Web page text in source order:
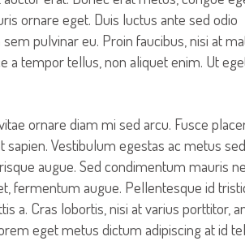
ornare eget. Duis luctus ante sed odio
pulvinar eu. Proin faucibus, nisi at
a tempor tellus, non aliquet enim. Ut
ornare diam mi sed arcu. Fusce
Vestibulum egestas ac metus sed
augue. Sed condimentum mauris
fermentum augue. Pellentesque id
a. Cras lobortis, nisi at varius porttitor,
eget metus dictum adipiscing at id